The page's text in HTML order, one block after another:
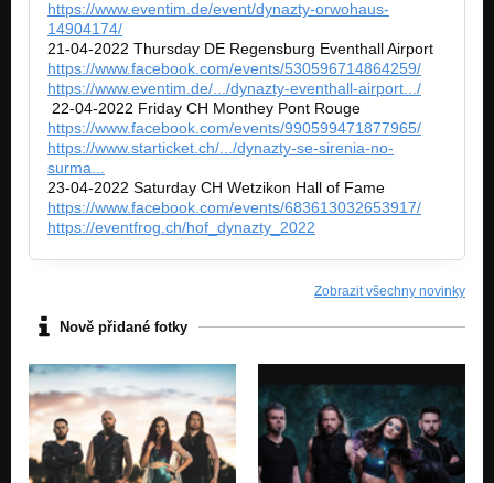
https://www.eventim.de/event/dynazty-orwohaus-
14904174/
21-04-2022 Thursday DE Regensburg Eventhall Airport
https://www.facebook.com/events/530596714864259/
https://www.eventim.de/.../dynazty-eventhall-airport.../
22-04-2022 Friday CH Monthey Pont Rouge
https://www.facebook.com/events/990599471877965/
https://www.starticket.ch/.../dynazty-se-sirenia-no-
surma...
23-04-2022 Saturday CH Wetzikon Hall of Fame
https://www.facebook.com/events/683613032653917/
https://eventfrog.ch/hof_dynazty_2022
Zobrazit všechny novinky
Nově přidané fotky